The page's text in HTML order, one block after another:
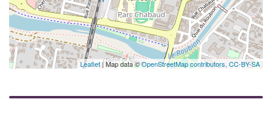
Leaflet| Map data ©OpenStreetMap contributors, CC-BY-SA